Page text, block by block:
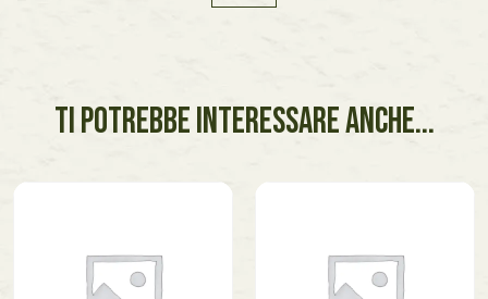
TI POTREBBE INTERESSARE ANCHE...